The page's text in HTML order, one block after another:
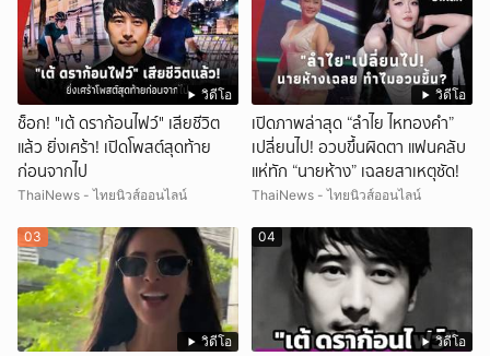
วิดีโอ
ช็อก! "เต้ ดราก้อนไฟว์" เสียชีวิต
แล้ว ยิ่งเศร้า! เปิดโพสต์สุดท้าย
ก่อนจากไป
ThaiNews - ไทยนิวส์ออนไลน์
วิดีโอ
เปิดภาพล่าสุด “ลำไย ไหทองคำ”
เปลี่ยนไป! อวบขึ้นผิดตา แฟนคลับ
แห่ทัก “นายห้าง” เฉลยสาเหตุชัด!
ThaiNews - ไทยนิวส์ออนไลน์
วิดีโอ
03
วิดีโอ
04